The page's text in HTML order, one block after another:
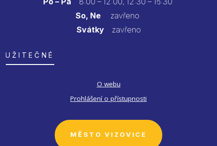
So, Ne zavřeno
Svátkyzavřeno
UŽITEČNÉ
O webu
Prohlášení o přístupnosti
MĚSTO VIZOVICE